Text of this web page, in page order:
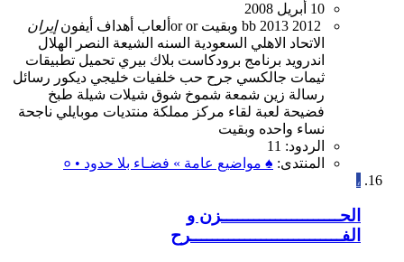
10 أبريل 2008
2012
2013
bb ألعاب أهداف أيفونإيران
الاتحاد الاهلي السعودية السنه الشيعة النصر
الهلال
اندرويد برنامج برودكاست بلاك بيري تحميل تطبيقات
ثيمات جالكسي جرح حب خلفيات خليجي ديكور رسائل
رسالة زين شمعة شموخ شوق شيلات شيلة طبخ
فضيحة لعبة لقاء مركز مملكة منتديات موبايلي ناجحة
نساء واحده وبقيت
الردود: 11
المنتدى: ♠ مواضيع عامة » فضـاء بلا حدود • ०
،
الحــــــــــــــــــــــزن و
الفــــــــــــــــــــــــــــرح